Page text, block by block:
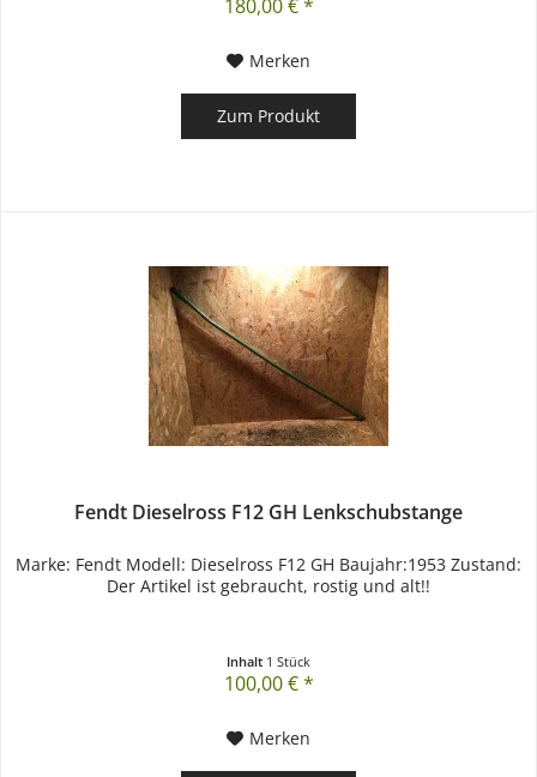
180,00 € *
Merken
Zum Produkt
Fendt Dieselross F12 GH Lenkschubstange
Marke: Fendt Modell: Dieselross F12 GH Baujahr:1953 Zustand:
Der Artikel ist gebraucht, rostig und alt!!
Inhalt 1 Stück
100,00 € *
Merken